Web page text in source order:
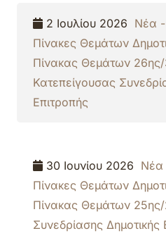
2 Ιουλίου 2026 Νέα -
Πίνακες Θεμάτων
Πίνακας Θεμάτων
Κατεπείγουσας
Επιτροπής
30 Ιουνίου 2026 Νέα
Πίνακες Θεμάτων
Πίνακας Θεμάτων
Συνεδρίασης Δημοτικής